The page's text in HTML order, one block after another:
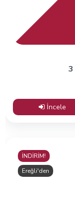
3
İncele
İNDİRİM!
Ereğli'den